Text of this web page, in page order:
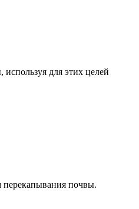
для этих целей
перекапывания почвы.